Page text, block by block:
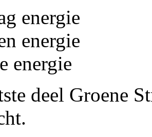
energie
energie
energie
deel Groene